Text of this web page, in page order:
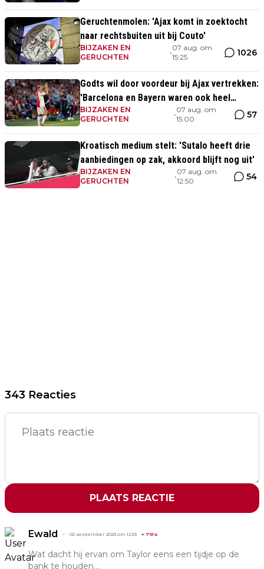
Geruchtenmolen: 'Ajax komt in zoektocht
naar rechtsbuiten uit bij Couto'
BIJZAKEN EN
GERUCHTEN
•
07 aug. om
15:25
1026
Godts wil door voordeur bij Ajax vertrekken:
'Barcelona en Bayern waren ook heel
serieus'
BIJZAKEN EN
GERUCHTEN
•
07 aug. om
15:00
57
Kroatisch medium stelt: 'Sutalo heeft drie
aanbiedingen op zak, akkoord blijft nog uit'
BIJZAKEN EN
GERUCHTEN
•
07 aug. om
12:50
54
343 Reacties
PLAATS REACTIE
Ewald 02 september 2023 om 12:53 + 7914
Wat dacht hij ervan om Taylor eens een tijdje op de
bank te houden….